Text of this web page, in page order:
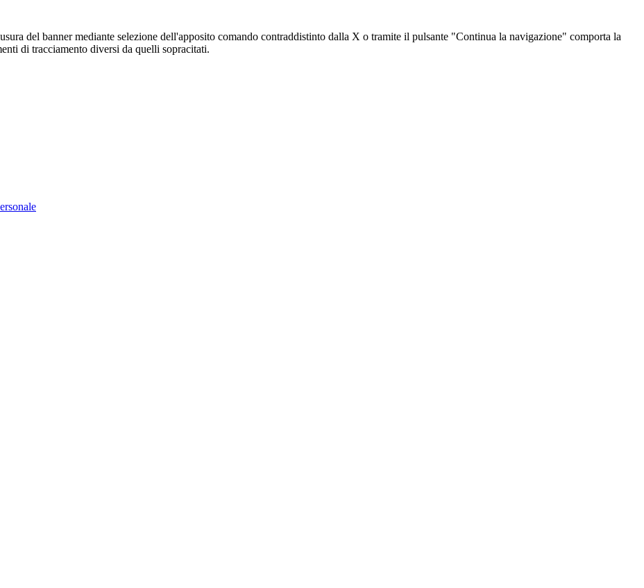
del banner mediante selezione dell'apposito comando contraddistinto dalla X o tramite il pulsante "Continua la navigazione" comporta la
di tracciamento diversi da quelli sopracitati.